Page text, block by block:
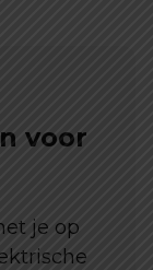
voor
je op